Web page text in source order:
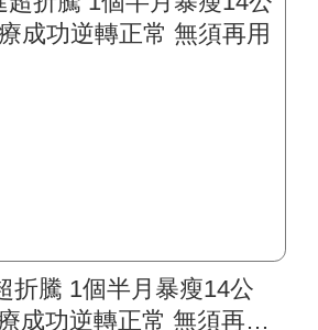
暴瘦14公
逆轉正常 無須再用